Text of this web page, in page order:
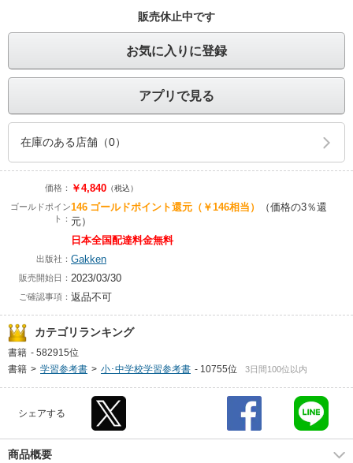
販売休止中です
お気に入りに登録
アプリで見る
在庫のある店舗（0）
価格： ￥4,840 （税込）
ゴールドポイン
ト：
146 ゴールドポイント還元 （￥146相当）
（価格の3％還
元）
日本全国配達料金無料
出版社： Gakken
販売開始日： 2023/03/30
ご確認事項： 返品不可
カテゴリランキング
書籍 - 582915位
書籍 > 学習参考書 > 小･中学校学習参考書 - 10755位 3日間100位以内
シェアする
商品概要